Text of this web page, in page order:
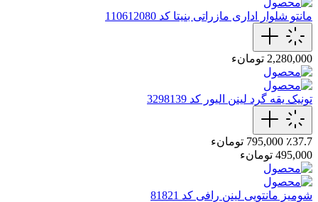
مانتو شلوار اداری مازراتی بنیتا کد 110612080
2,280,000 تومانء
تونیک یقه گرد لینن الیور کد 3298139
٪37.7 795,000 تومانء
495,000 تومانء
شومیز مانتویی لینن رافی کد 81821